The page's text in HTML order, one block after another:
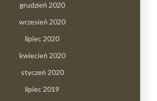
grudzień 2020
wrzesień 2020
lipiec 2020
kwiecień 2020
styczeń 2020
lipiec 2019